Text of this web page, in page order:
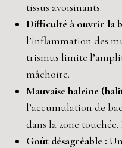
tissus avoisinants.
Difficulté à ouvrir la
l’inflammation des
trismus limite
mâchoire.
Mauvaise haleine
l’accumulation de
dans la zone
Goût désagréable :